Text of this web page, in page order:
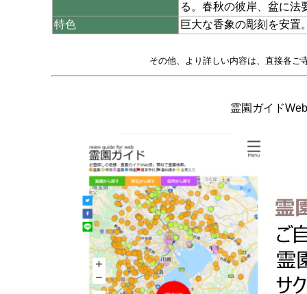
る。春秋の彼岸、盆に法
特色
巨大な香象の彫刻を安置
その他、より詳しい内容は、直接各ご
霊園ガイド